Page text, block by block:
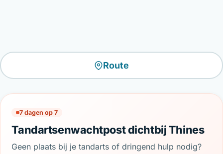
Route
7 dagen op 7
Tandartsenwachtpost dichtbij Thines
Geen plaats bij je tandarts of dringend hulp nodig?